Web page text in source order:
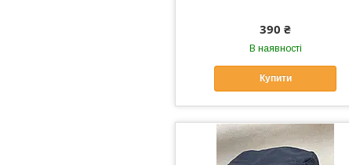
390 ₴
В наявності
Купити